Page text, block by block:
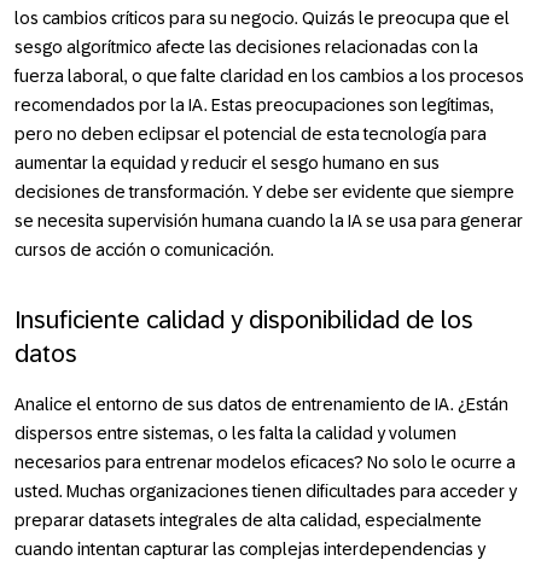
los cambios críticos para su negocio. Quizás le preocupa que el
sesgo algorítmico afecte las decisiones relacionadas con la
fuerza laboral, o que falte claridad en los cambios a los procesos
recomendados por la IA. Estas preocupaciones son legítimas,
pero no deben eclipsar el potencial de esta tecnología para
aumentar la equidad y reducir el sesgo humano en sus
decisiones de transformación. Y debe ser evidente que siempre
se necesita supervisión humana cuando la IA se usa para generar
cursos de acción o comunicación.
Insuficiente calidad y disponibilidad de los
datos
Analice el entorno de sus datos de entrenamiento de IA. ¿Están
dispersos entre sistemas, o les falta la calidad y volumen
necesarios para entrenar modelos eficaces? No solo le ocurre a
usted. Muchas organizaciones tienen dificultades para acceder y
preparar datasets integrales de alta calidad, especialmente
cuando intentan capturar las complejas interdependencias y